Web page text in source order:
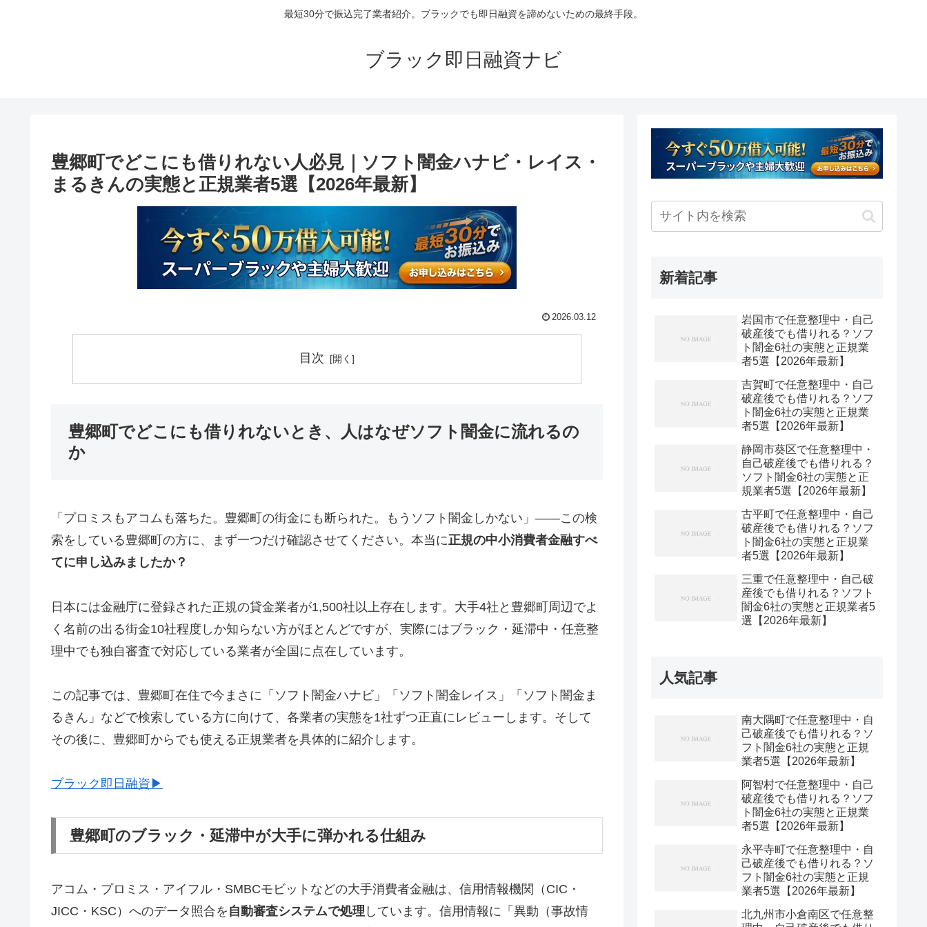
最短30分で振込完了業者紹介。ブラックでも即日融資を諦めないための最終手段。
ブラック即日融資ナビ
豊郷町でどこにも借りれない人必見｜ソフト闇金ハナビ・レイス・
まるきんの実態と正規業者5選【2026年最新】
2026.03.12
目次
豊郷町でどこにも借りれないとき、人はなぜソフト闇金に流れるの
か
「プロミスもアコムも落ちた。豊郷町の街金にも断られた。もうソフト闇金しかない」——この検
索をしている豊郷町の方に、まず一つだけ確認させてください。本当に正規の中小消費者金融すべ
てに申し込みましたか？
日本には金融庁に登録された正規の貸金業者が1,500社以上存在します。大手4社と豊郷町周辺でよ
く名前の出る街金10社程度しか知らない方がほとんどですが、実際にはブラック・延滞中・任意整
理中でも独自審査で対応している業者が全国に点在しています。
この記事では、豊郷町在住で今まさに「ソフト闇金ハナビ」「ソフト闇金レイス」「ソフト闇金ま
るきん」などで検索している方に向けて、各業者の実態を1社ずつ正直にレビューします。そして
その後に、豊郷町からでも使える正規業者を具体的に紹介します。
ブラック即日融資▶
豊郷町のブラック・延滞中が大手に弾かれる仕組み
アコム・プロミス・アイフル・SMBCモビットなどの大手消費者金融は、信用情報機関（CIC・
JICC・KSC）へのデータ照合を 自動審査システムで処理 しています。信用情報に「異動（事故情
新着記事
岩国市で任意整理中・自己
破産後でも借りれる？ソフ
ト闇金6社の実態と正規業
者5選【2026年最新】
吉賀町で任意整理中・自己
破産後でも借りれる？ソフ
ト闇金6社の実態と正規業
者5選【2026年最新】
静岡市葵区で任意整理中・
自己破産後でも借りれる？
ソフト闇金6社の実態と正
規業者5選【2026年最新】
古平町で任意整理中・自己
破産後でも借りれる？ソフ
ト闇金6社の実態と正規業
者5選【2026年最新】
三重で任意整理中・自己破
産後でも借りれる？ソフト
闇金6社の実態と正規業者5
選【2026年最新】
人気記事
南大隅町で任意整理中・自
己破産後でも借りれる？ソ
フト闇金6社の実態と正規
業者5選【2026年最新】
阿智村で任意整理中・自己
破産後でも借りれる？ソフ
ト闇金6社の実態と正規業
者5選【2026年最新】
永平寺町で任意整理中・自
己破産後でも借りれる？ソ
フト闇金6社の実態と正規
業者5選【2026年最新】
北九州市小倉南区で任意整